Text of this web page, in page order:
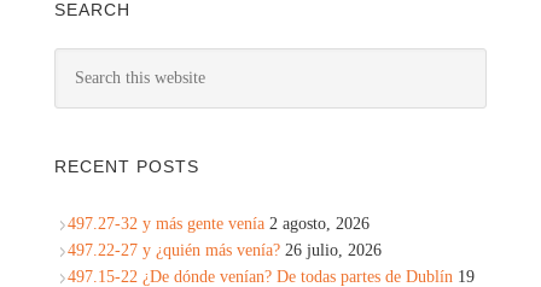
SEARCH
RECENT POSTS
497.27-32 y más gente venía 2 agosto, 2026
497.22-27 y ¿quién más venía? 26 julio, 2026
497.15-22 ¿De dónde venían? De todas partes de Dublín 19